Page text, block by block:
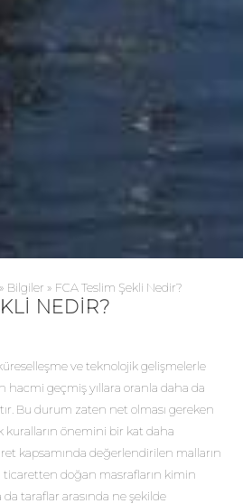
» Bilgiler » FCA Teslim Şekli Nedir?
NEDIR?
ve teknolojik gelişmelerle
hacmi geçmiş yıllara oranla daha da
Bu durum zaten net olması gereken
kuralların önemini bir kat daha
kapsamında değerlendirilen malların
ticaretten doğan masrafların kimin
taraflar arasında ne şekilde